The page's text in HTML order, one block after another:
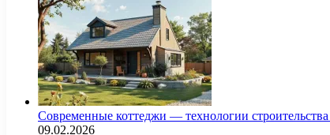
Современные коттеджи — технологии
09.02.2026